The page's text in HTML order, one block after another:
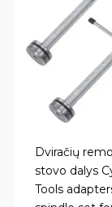
Dviračių
stovo dalys
Tools